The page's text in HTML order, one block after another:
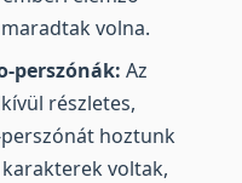
volna.
perszónák: Az
részletes,
hoztunk
voltak,